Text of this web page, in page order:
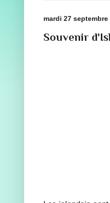
mardi 27 septembre
Souvenir